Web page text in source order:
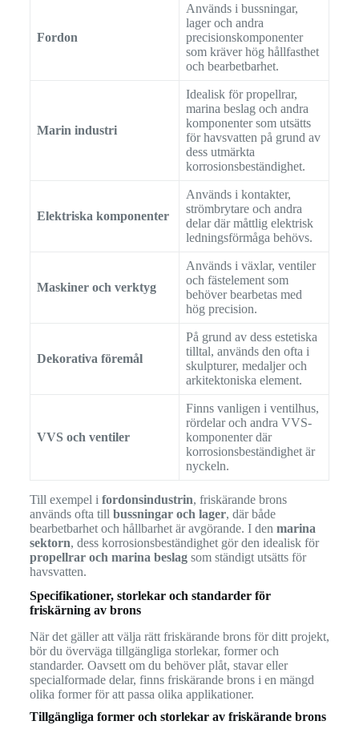
Fordon
Används i bussningar,
lager och andra
precisionskomponenter
som kräver hög hållfasthet
och bearbetbarhet.
Marin industri
Idealisk för propellrar,
marina beslag och andra
komponenter som utsätts
för havsvatten på grund av
dess utmärkta
korrosionsbeständighet.
Elektriska komponenter
Används i kontakter,
strömbrytare och andra
delar där måttlig elektrisk
ledningsförmåga behövs.
Maskiner och verktyg
Används i växlar, ventiler
och fästelement som
behöver bearbetas med
hög precision.
Dekorativa föremål
På grund av dess estetiska
tilltal, används den ofta i
skulpturer, medaljer och
arkitektoniska element.
VVS och ventiler
Finns vanligen i ventilhus,
rördelar och andra VVS-
komponenter där
korrosionsbeständighet är
nyckeln.
Till exempel i fordonsindustrin, friskärande brons
används ofta till bussningar och lager, där både
bearbetbarhet och hållbarhet är avgörande. I den marina
sektorn, dess korrosionsbeständighet gör den idealisk för
propellrar och marina beslagsom ständigt utsätts för
havsvatten.
Specifikationer, storlekar och standarder för
friskärning av brons
När det gäller att välja rätt friskärande brons för ditt projekt,
bör du överväga tillgängliga storlekar, former och
standarder. Oavsett om du behöver plåt, stavar eller
specialformade delar, finns friskärande brons i en mängd
olika former för att passa olika applikationer.
Tillgängliga former och storlekar av friskärande brons